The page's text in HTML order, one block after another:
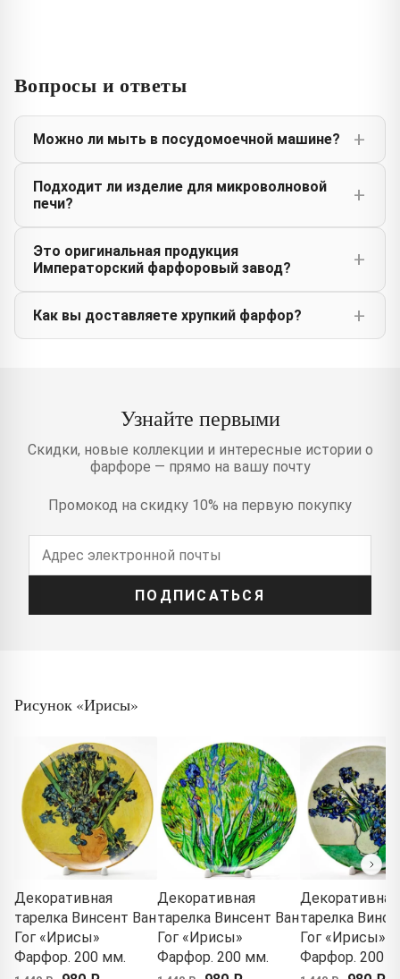
Вопросы и ответы
Можно ли мыть в посудомоечной машине?
Подходит ли изделие для микроволновой
печи?
Это оригинальная продукция
Императорский фарфоровый завод?
Как вы доставляете хрупкий фарфор?
Узнайте первыми
Скидки, новые коллекции и интересные истории о
фарфоре — прямо на вашу почту
Промокод на скидку 10% на первую покупку
ПОДПИСАТЬСЯ
Рисунок «Ирисы»
Декоративная
тарелка Винсент Ван
Гог «Ирисы»
Фарфор. 200 мм.
Декоративная
тарелка Винсент Ван
Гог «Ирисы»
Фарфор. 200 мм.
Декоративная
тарелка
Гог «Ирисы»
Фарфор. 200